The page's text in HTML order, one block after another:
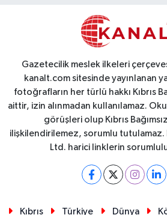
Gazetecilik meslek ilkeleri
kanalt.com sitesinde yayınlanan
fotoğrafların her türlü hakkı Kıbrıs
aittir, izin alınmadan kullanılamaz.
görüşleri olup Kıbrıs
ilişkilendirilemez, sorumlu tutulamaz.
Ltd. harici linklerin
Kıbrıs Türkiye Dünya